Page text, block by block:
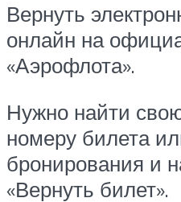
Вернуть
онлайн на
«Аэрофлота».
Нужно найти
номеру билета
бронирования и
«Вернуть билет».